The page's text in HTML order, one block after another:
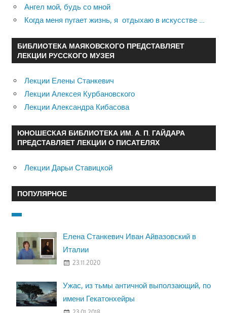
Ангел мой, будь со мной
Когда меня пугает жизнь, я отдыхаю в искусстве …
БИБЛИОТЕКА МАЯКОВСКОГО ПРЕДСТАВЛЯЕТ
ЛЕКЦИИ РУССКОГО МУЗЕЯ
Лекции Елены Станкевич
Лекции Алексея Курбановского
Лекции Александра Кибасова
ЮНОШЕСКАЯ БИБЛИОТЕКА ИМ. А. П. ГАЙДАРА
ПРЕДСТАВЛЯЕТ ЛЕКЦИИ О ПИСАТЕЛЯХ
Лекции Дарьи Ставицкой
ПОПУЛЯРНОЕ
Елена Станкевич Иван Айвазовский в
Италии
23.11.2020
Ужас, из тьмы античной выползающий, по
имени Гекатонхейры